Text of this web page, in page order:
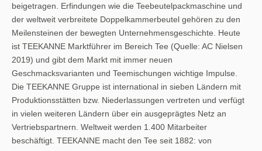
beigetragen. Erfindungen wie die Teebeutelpackmaschine und
der weltweit verbreitete Doppelkammerbeutel gehören zu den
Meilensteinen der bewegten Unternehmensgeschichte. Heute
ist TEEKANNE Marktführer im Bereich Tee (Quelle: AC Nielsen
2019) und gibt dem Markt mit immer neuen
Geschmacksvarianten und Teemischungen wichtige Impulse.
Die TEEKANNE Gruppe ist international in sieben Ländern mit
Produktionsstätten bzw. Niederlassungen vertreten und verfügt
in vielen weiteren Ländern über ein ausgeprägtes Netz an
Vertriebspartnern. Weltweit werden 1.400 Mitarbeiter
beschäftigt. TEEKANNE macht den Tee seit 1882: von